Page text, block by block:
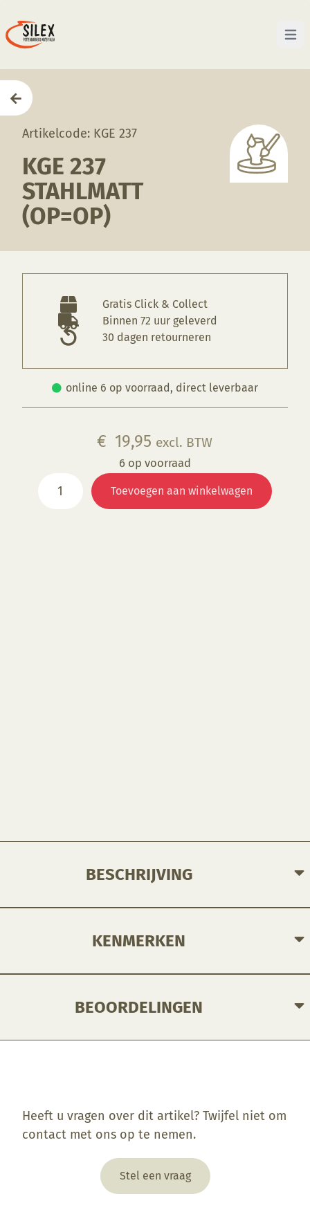
Open
Artikelcode: KGE 237
KGE 237
STAHLMATT
(OP=OP)
Gratis Click & Collect
Binnen 72 uur geleverd
30 dagen retourneren
online 6 op voorraad, direct leverbaar
€ 19,95 excl. BTW
6 op voorraad
Toevoegen aan winkelwagen
BESCHRIJVING
KENMERKEN
BEOORDELINGEN
Heeft u vragen over dit artikel? Twijfel niet om
contact met ons op te nemen.
Stel een vraag